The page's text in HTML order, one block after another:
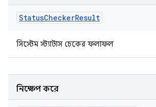
StatusCheckerResult
সিস্টেম স্ট্যাটাস চেকের ফলাফল
নিক্ষেপ করে